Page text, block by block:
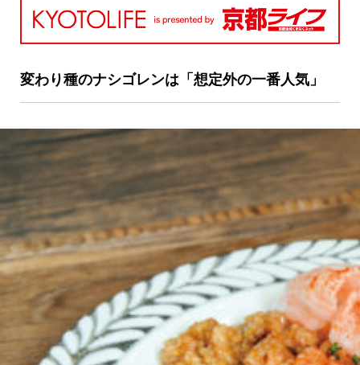
MAIN MENU
SERIES
カレーが好き
京都おやつクラブ
私と店のはなし
今月の京みやげ
京都の書店
変わり種のナシゴレンは「想定外の一番人気」